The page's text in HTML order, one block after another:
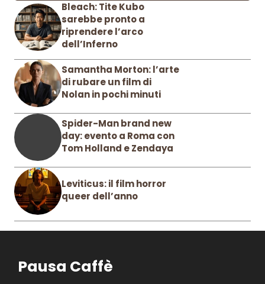
Bleach: Tite Kubo
sarebbe pronto a
riprendere l’arco
dell’Inferno
Samantha Morton: l’arte
di rubare un film di
Nolan in pochi minuti
Spider-Man brand new
day: evento a Roma con
Tom Holland e Zendaya
Leviticus: il film horror
queer dell’anno
Pausa Caffè